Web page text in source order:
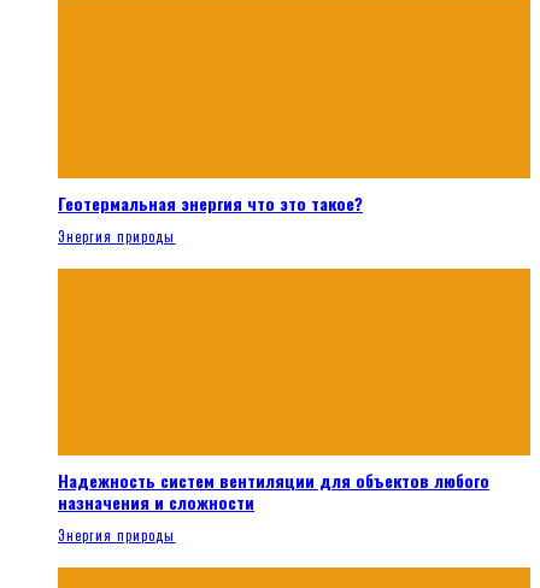
Геотермальная энергия что это такое?
Энергия природы
Надежность систем вентиляции для объектов любого
назначения и сложности
Энергия природы